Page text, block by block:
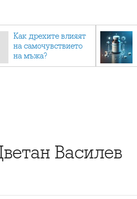
Как дрехите влияят
на самочувствието
на мъжа?
Василев